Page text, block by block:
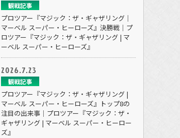
観戦記事
プロツアー『マジック：ザ・ギャザリング｜
マーベル スーパー・ヒーローズ』決勝戦｜プ
ロツアー『マジック：ザ・ギャザリング | マ
ーベル スーパー・ヒーローズ』
2026.7.23
観戦記事
プロツアー『マジック：ザ・ギャザリング |
マーベル スーパー・ヒーローズ』トップ8の
注目の出来事｜プロツアー『マジック：ザ・
ギャザリング | マーベル スーパー・ヒーロー
ズ』